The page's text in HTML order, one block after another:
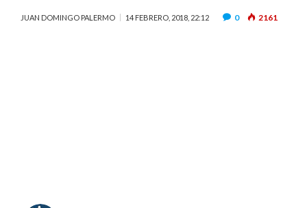
JUAN DOMINGO PALERMO 14 FEBRERO, 2018, 22:12 0 2161